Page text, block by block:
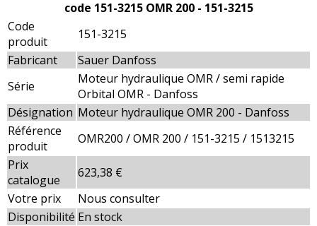
code 151-3215 OMR 200 - 151-3215
Code
produit
151-3215
Fabricant
Sauer Danfoss
Série
Moteur hydraulique OMR / semi rapide
Orbital OMR - Danfoss
Désignation Moteur hydraulique OMR 200 - Danfoss
Référence
produit
OMR200 / OMR 200 / 151-3215 / 1513215
Prix
catalogue
623,38 €
Votre prix
Nous consulter
Disponibilité En stock